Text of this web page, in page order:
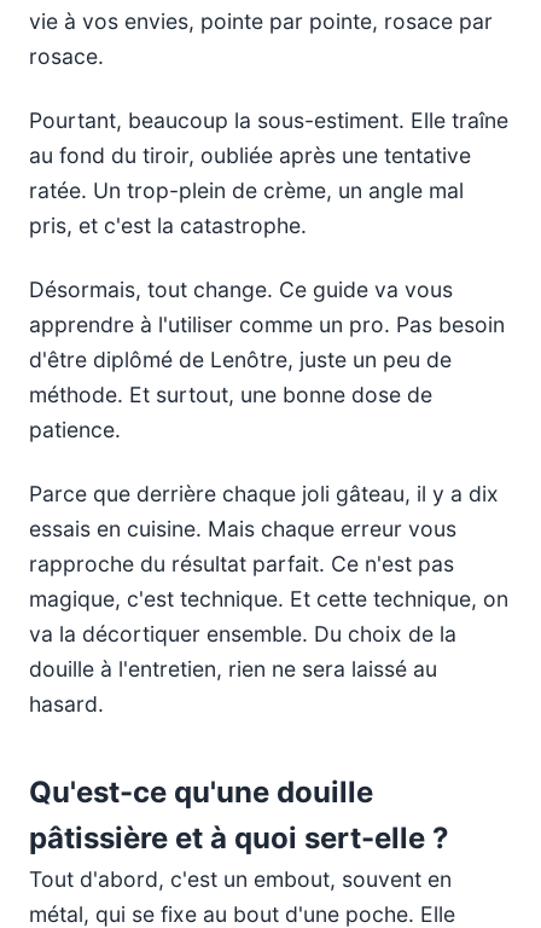
vie à vos envies, pointe par pointe, rosace par
rosace.
Pourtant, beaucoup la sous-estiment. Elle traîne
au fond du tiroir, oubliée après une tentative
ratée. Un trop-plein de crème, un angle mal
pris, et c'est la catastrophe.
Désormais, tout change. Ce guide va vous
apprendre à l'utiliser comme un pro. Pas besoin
d'être diplômé de Lenôtre, juste un peu de
méthode. Et surtout, une bonne dose de
patience.
Parce que derrière chaque joli gâteau, il y a dix
essais en cuisine. Mais chaque erreur vous
rapproche du résultat parfait. Ce n'est pas
magique, c'est technique. Et cette technique, on
va la décortiquer ensemble. Du choix de la
douille à l'entretien, rien ne sera laissé au
hasard.
Qu'est-ce qu'une douille
pâtissière et à quoi sert-elle ?
Tout d'abord, c'est un embout, souvent en
métal, qui se fixe au bout d'une poche. Elle